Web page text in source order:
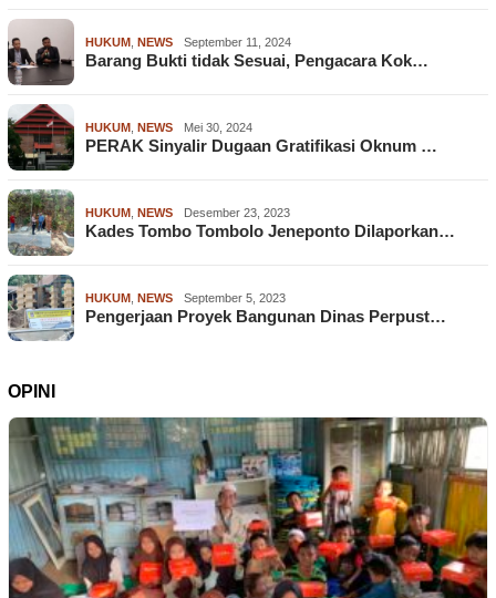
HUKUM NEWS September 11, 2024
Barang Bukti tidak Sesuai, Pengacara Kok…
HUKUM NEWS Mei 30, 2024
PERAK Sinyalir Dugaan Gratifikasi Oknum …
HUKUM NEWS Desember 23, 2023
Kades Tombo Tombolo Jeneponto Dilaporkan…
HUKUM NEWS September 5, 2023
Pengerjaan Proyek Bangunan Dinas Perpust…
OPINI